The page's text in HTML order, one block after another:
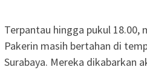
Terpantau hingga pukul 18.00,
Pakerin masih bertahan di
Surabaya. Mereka dikabarkan